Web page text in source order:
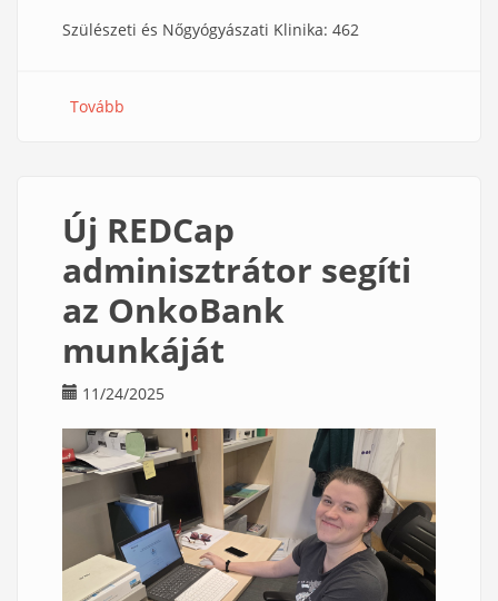
Szülészeti és Nőgyógyászati Klinika: 462
Tovább
Új REDCap
adminisztrátor segíti
az OnkoBank
munkáját
11/24/2025